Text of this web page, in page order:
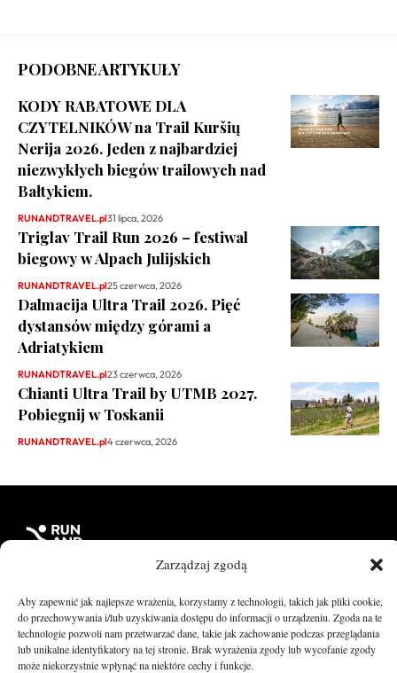
Zarządzaj zgodą
Aby zapewnić jak najlepsze wrażenia, korzystamy z technologii, takich jak pliki cookie,
do przechowywania i/lub uzyskiwania dostępu do informacji o urządzeniu. Zgoda na te
technologie pozwoli nam przetwarzać dane, takie jak zachowanie podczas przeglądania
lub unikalne identyfikatory na tej stronie. Brak wyrażenia zgody lub wycofanie zgody
może niekorzystnie wpłynąć na niektóre cechy i funkcje.
PODOBNE ARTYKUŁY
KODY RABATOWE DLA
CZYTELNIKÓW na Trail Kuršių
Nerija 2026. Jeden z najbardziej
niezwykłych biegów trailowych nad
Bałtykiem.
RUNANDTRAVEL.pl31 lipca, 2026
Triglav Trail Run 2026 – festiwal
biegowy w Alpach Julijskich
RUNANDTRAVEL.pl25 czerwca, 2026
Dalmacija Ultra Trail 2026. Pięć
dystansów między górami a
Adriatykiem
RUNANDTRAVEL.pl23 czerwca, 2026
Chianti Ultra Trail by UTMB 2027.
Pobiegnij w Toskanii
RUNANDTRAVEL.pl4 czerwca, 2026
runandtravel.pl - wszelkie prawa zastrzeżone
News
Asfalt
O nas
Zostań Patronem